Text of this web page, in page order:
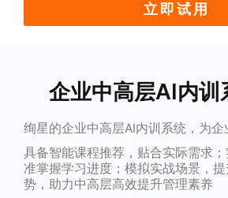
立即试用
企业中高层AI内训
绚星的企业中高层AI内训系统，为
具备智能课程推荐，贴合实际需求
准掌握学习进度；模拟实战场景，
势，助力中高层高效提升管理素养